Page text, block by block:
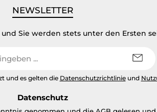
NEWSLETTER
Sie werden stets unter den Ersten
und es gelten die Datenschutzrichtlinieund
Datenschutz